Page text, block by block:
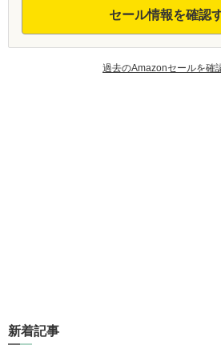
セール情報を確認
過去のAmazonセールを確
新着記事